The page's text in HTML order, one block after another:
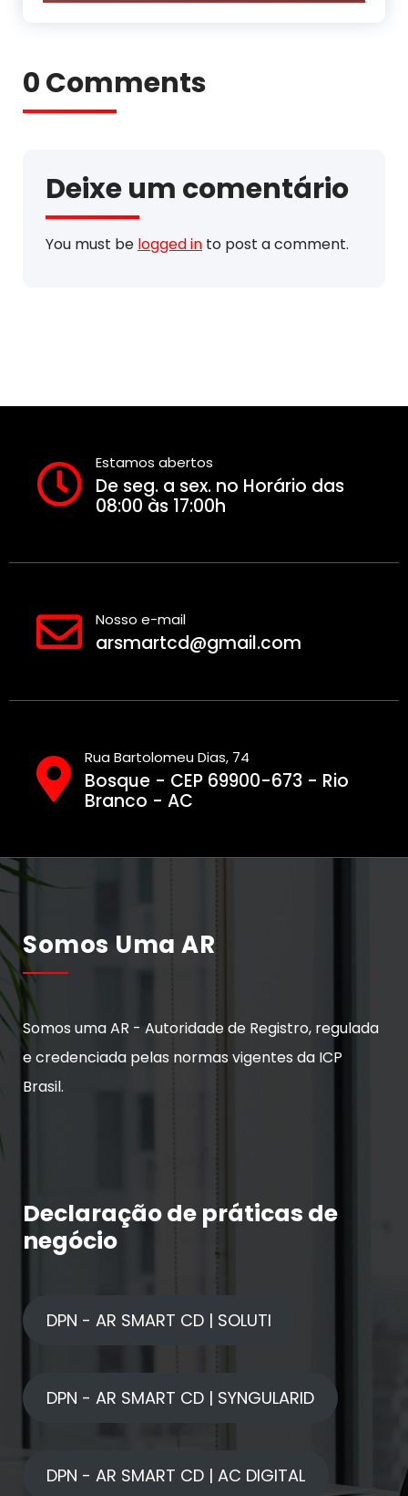
0 Comments
Deixe um comentário
You must be logged in to post a comment.
Estamos abertos
De seg. a sex. no Horário das
08:00 às 17:00h
Nosso e-mail
arsmartcd@gmail.com
Rua Bartolomeu Dias, 74
Bosque - CEP 69900-673 - Rio
Branco - AC
Somos Uma AR
Somos uma AR - Autoridade de Registro, regulada
e credenciada pelas normas vigentes da ICP
Brasil.
Declaração de práticas de
negócio
DPN - AR SMART CD | SOLUTI
DPN - AR SMART CD | SYNGULARID
DPN - AR SMART CD | AC DIGITAL